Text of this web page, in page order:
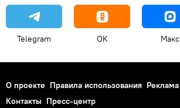
Telegram OK Макс
О проекте Правила использования Реклама
Контакты Пресс-центр